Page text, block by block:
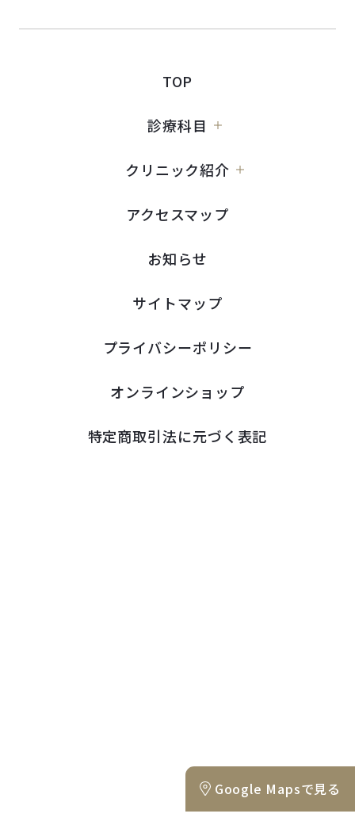
TOP
診療科目
クリニック紹介
アクセスマップ
お知らせ
サイトマップ
プライバシーポリシー
オンラインショップ
特定商取引法に元づく表記
Google Mapsで見る